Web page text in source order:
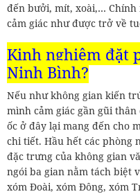
đến bưởi, mít, xoài,…
cảm giác như được trở về
Kinh nghiệm đặt
Ninh Bình?
Nếu như không gian kiến
mình cảm giác gần gũi
ốc ở đây lại mang đến cho
chi tiết. Hầu hết các phòng
đặc trưng của không gian
ngói ba gian nằm tách biệt
xóm Đoài, xóm Đông, xóm